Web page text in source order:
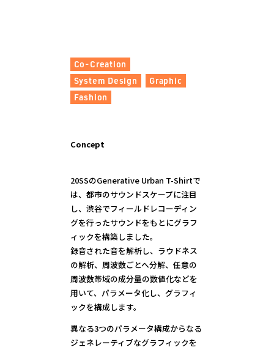
Co-Creation
System Design
Graphic
Fashion
Concept
20SSのGenerative Urban T-Shirtで
は、都市のサウンドスケープに注目
し、渋谷でフィールドレコーディン
グを行ったサウンドをもとにグラフ
ィックを構築しました。
録音された音を解析し、ラウドネス
の解析、周波数ごとへ分解、任意の
周波数帯域の成分量の数値化などを
用いて、パラメータ化し、グラフィ
ックを構成します。
異なる3つのパラメータ構成からなる
ジェネレーティブなグラフィックを